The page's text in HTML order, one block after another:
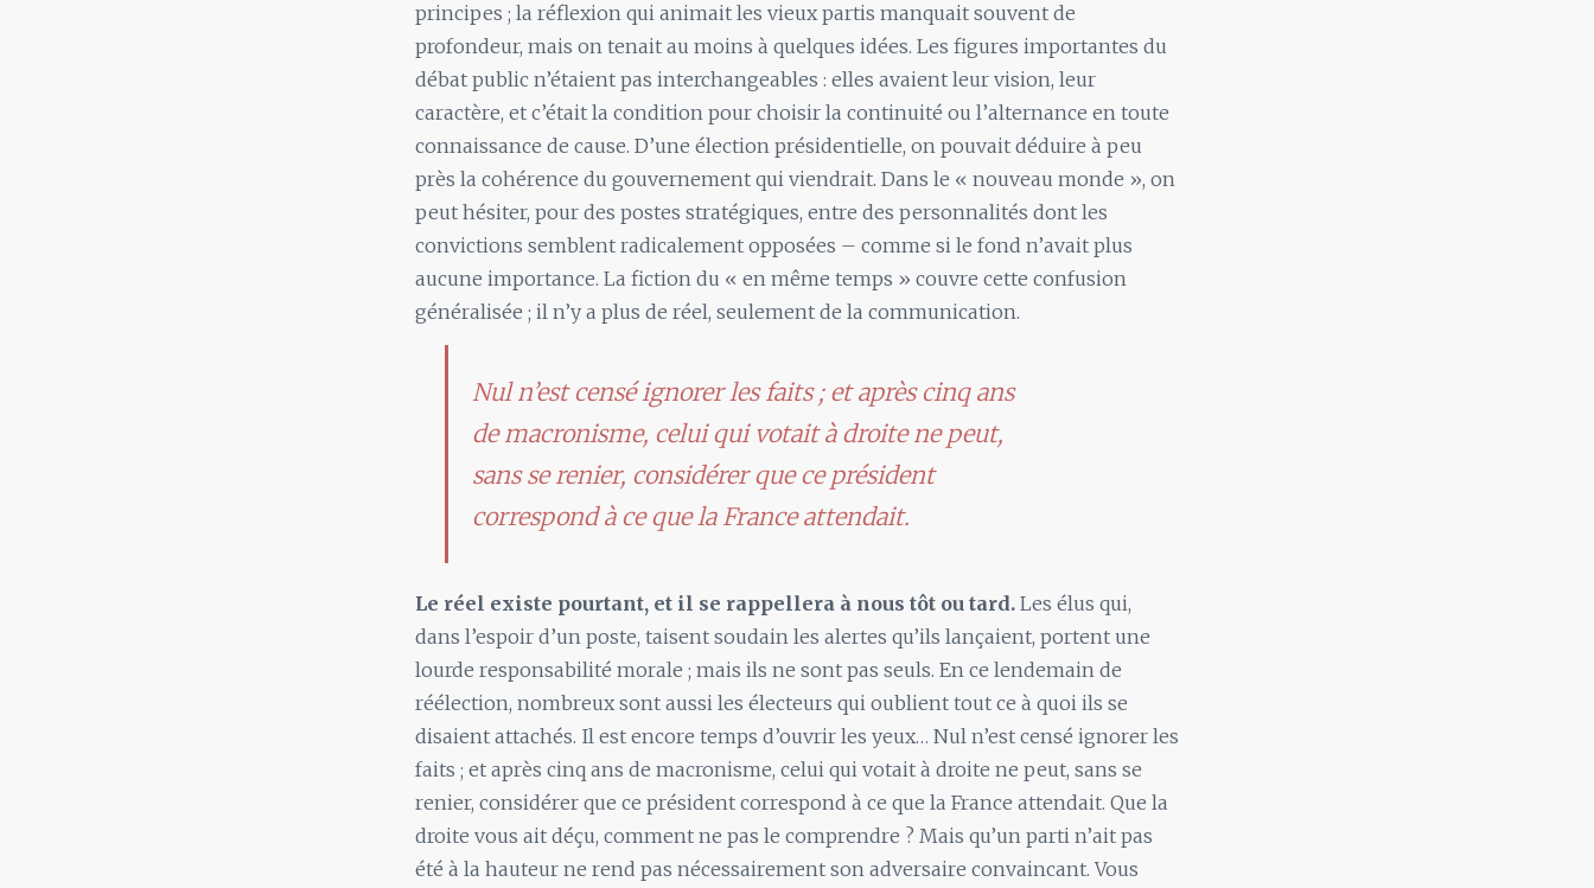
principes ; la réflexion qui animait les vieux partis manquait souvent de
profondeur, mais on tenait au moins à quelques idées. Les figures importantes du
débat public n’étaient pas interchangeables : elles avaient leur vision, leur
caractère, et c’était la condition pour choisir la continuité ou l’alternance en toute
connaissance de cause. D’une élection présidentielle, on pouvait déduire à peu
près la cohérence du gouvernement qui viendrait. Dans le « nouveau monde », on
peut hésiter, pour des postes stratégiques, entre des personnalités dont les
convictions semblent radicalement opposées – comme si le fond n’avait plus
aucune importance. La fiction du « en même temps » couvre cette confusion
généralisée ; il n’y a plus de réel, seulement de la communication.
Nul n’est censé ignorer les faits ; et après cinq ans
de macronisme, celui qui votait à droite ne peut,
sans se renier, considérer que ce président
correspond à ce que la France attendait.
Le réel existe pourtant, et il se rappellera à nous tôt ou tard. Les élus qui,
dans l’espoir d’un poste, taisent soudain les alertes qu’ils lançaient, portent une
lourde responsabilité morale ; mais ils ne sont pas seuls. En ce lendemain de
réélection, nombreux sont aussi les électeurs qui oublient tout ce à quoi ils se
disaient attachés. Il est encore temps d’ouvrir les yeux… Nul n’est censé ignorer les
faits ; et après cinq ans de macronisme, celui qui votait à droite ne peut, sans se
renier, considérer que ce président correspond à ce que la France attendait. Que la
droite vous ait déçu, comment ne pas le comprendre ? Mais qu’un parti n’ait pas
été à la hauteur ne rend pas nécessairement son adversaire convaincant. Vous